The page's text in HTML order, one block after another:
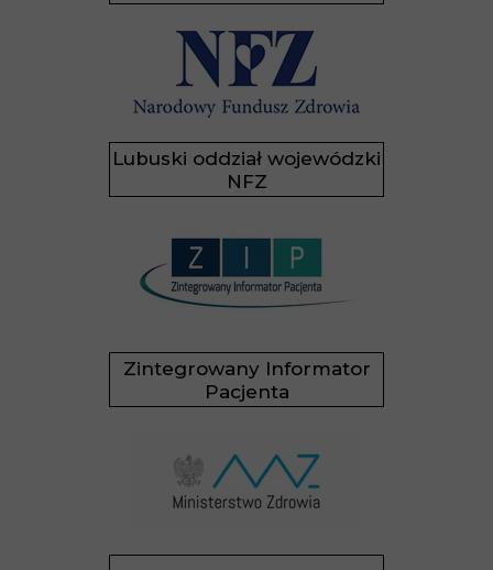
Lubuski oddział wojewódzki
NFZ
Zintegrowany Informator
Pacjenta